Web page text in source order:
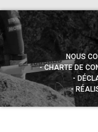
NOUS
CHARTE DE